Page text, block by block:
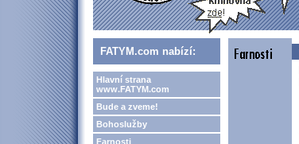
FATYM.com nabízí:
Hlavní strana
www.FATYM.com
Bude a zveme!
Bohoslužby
Farnosti